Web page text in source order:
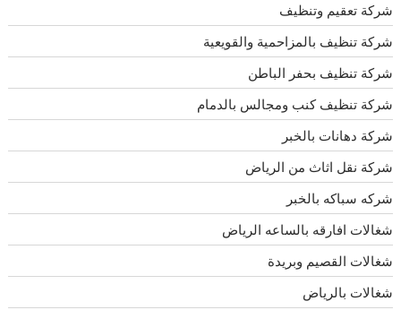
شركة تعقيم وتنظيف
شركة تنظيف بالمزاحمية والقويعية
شركة تنظيف بحفر الباطن
شركة تنظيف كنب ومجالس بالدمام
شركة دهانات بالخبر
شركة نقل اثاث من الرياض
شركه سباكه بالخبر
شغالات افارقه بالساعه الرياض
شغالات القصيم وبريدة
شغالات بالرياض